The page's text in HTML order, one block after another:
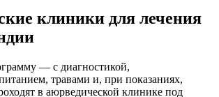
клиники для лечения
— с диагностикой,
травами и, при показаниях,
в аюрведической клинике под